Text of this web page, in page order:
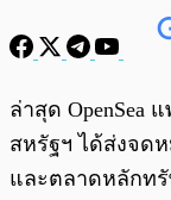
ล่าสุด OpenSea
สหรัฐฯ ได้ส่งจด
และตลาดหลักทรั